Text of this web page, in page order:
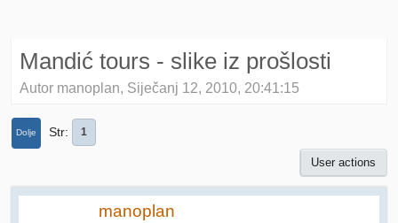
Mandić tours - slike iz prošlosti
Autor manoplan, Siječanj 12, 2010, 20:41:15
Dolje Str 1
User actions
manoplan